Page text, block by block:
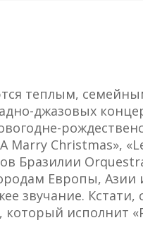
теплым,
джазовых
Christmas»,
Бразилии
Европы,
звучание.
исполнит